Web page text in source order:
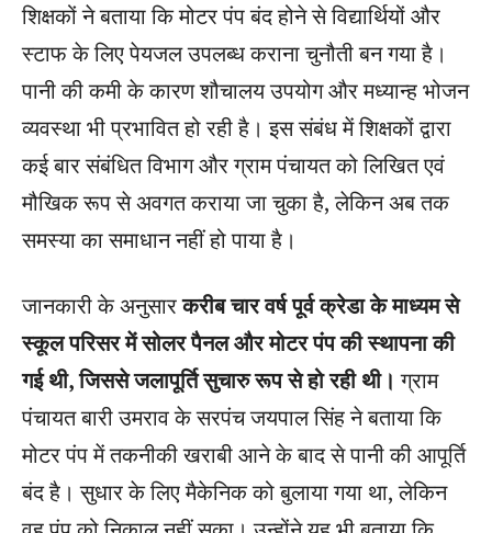
शिक्षकों ने बताया कि मोटर पंप बंद होने से विद्यार्थियों और
स्टाफ के लिए पेयजल उपलब्ध कराना चुनौती बन गया है।
पानी की कमी के कारण शौचालय उपयोग और मध्यान्ह भोजन
व्यवस्था भी प्रभावित हो रही है। इस संबंध में शिक्षकों द्वारा
कई बार संबंधित विभाग और ग्राम पंचायत को लिखित एवं
मौखिक रूप से अवगत कराया जा चुका है, लेकिन अब तक
समस्या का समाधान नहीं हो पाया है।
जानकारी के अनुसारकरीब चार वर्ष पूर्व क्रेडा के माध्यम से
स्कूल परिसर में सोलर पैनल और मोटर पंप की स्थापना की
गई थी, जिससे जलापूर्ति सुचारु रूप से हो रही थी। ग्राम
पंचायत बारी उमराव के सरपंच जयपाल सिंह ने बताया कि
मोटर पंप में तकनीकी खराबी आने के बाद से पानी की आपूर्ति
बंद है। सुधार के लिए मैकेनिक को बुलाया गया था, लेकिन